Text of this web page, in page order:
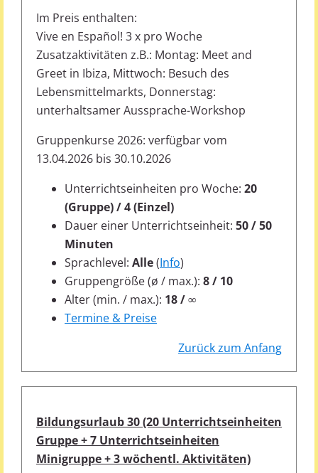
Im Preis enthalten:
Vive en Español! 3 x pro Woche
Zusatzaktivitäten z.B.: Montag: Meet and
Greet in Ibiza, Mittwoch: Besuch des
Lebensmittelmarkts, Donnerstag:
unterhaltsamer Aussprache-Workshop
Gruppenkurse 2026: verfügbar vom
13.04.2026 bis 30.10.2026
Unterrichtseinheiten pro Woche: 20
(Gruppe) / 4 (Einzel)
Dauer einer Unterrichtseinheit: 50 / 50
Minuten
Sprachlevel: Alle(Info)
Gruppengröße (ø / max.): 8 / 10
Alter (min. / max.): 18 / ∞
Termine & Preise
Zurück zum Anfang
Bildungsurlaub 30 (20 Unterrichtseinheiten
Gruppe + 7 Unterrichtseinheiten
Minigruppe + 3 wöchentl. Aktivitäten)